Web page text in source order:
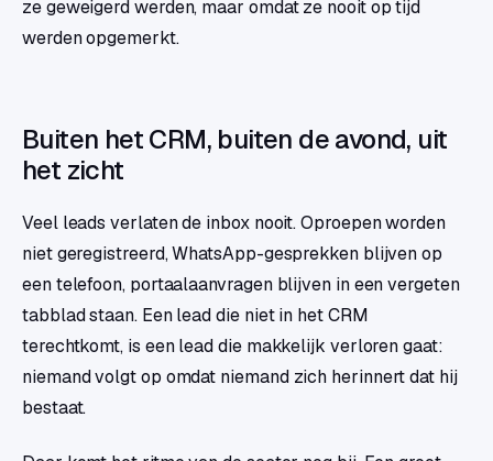
ze geweigerd werden, maar omdat ze nooit op tijd
werden opgemerkt.
Buiten het CRM, buiten de avond, uit
het zicht
Veel leads verlaten de inbox nooit. Oproepen worden
niet geregistreerd, WhatsApp-gesprekken blijven op
een telefoon, portaalaanvragen blijven in een vergeten
tabblad staan. Een lead die niet in het CRM
terechtkomt, is een lead die makkelijk verloren gaat:
niemand volgt op omdat niemand zich herinnert dat hij
bestaat.